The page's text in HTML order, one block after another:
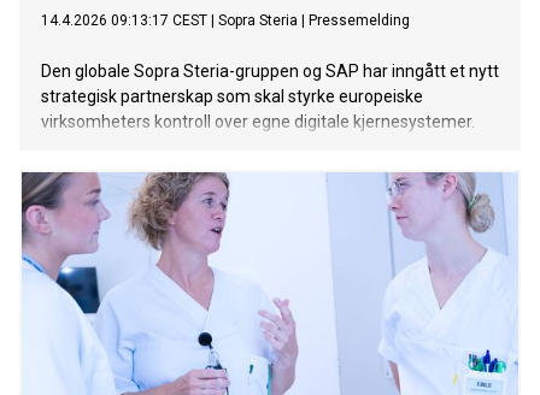
14.4.2026 09:13:17 CEST Sopra Steria Pressemelding
Den globale Sopra Steria-gruppen og SAP har inngått et nytt
strategisk partnerskap som skal styrke europeiske
virksomheters kontroll over egne digitale kjernesystemer.